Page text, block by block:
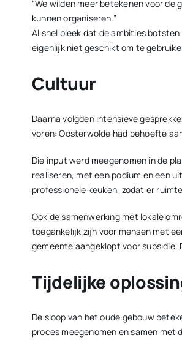
“We wilden meer betekenen voor
kunnen organiseren.”
Al snel bleek dat de ambities
eigenlijk niet geschikt om te
Cultuur
Daarna volgden intensieve
voren: Oosterwolde had behoefte
Die input werd meegenomen in de
realiseren, met een podium en een
professionele keuken, zodat er
Ook de samenwerking met lokale
toegankelijk zijn voor mensen met
gemeente aangeklopt voor subsidie.
Tijdelijke
De sloop van het oude gebouw
proces meegenomen en samen